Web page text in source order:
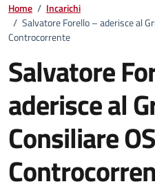
Home / Incarichi
/ Salvatore Forello – aderisce al
Controcorrente
Salvatore
aderisce al
Consiliare